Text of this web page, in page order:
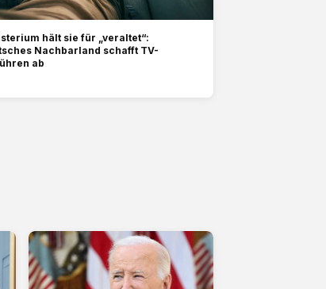
hält sie für „veraltet“:
Nachbarland schafft TV-
ab